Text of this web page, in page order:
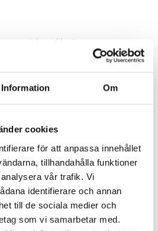
Information Om
cookies
för att anpassa innehållet
tillhandahålla funktioner
vår trafik. Vi
identifierare och annan
till de sociala medier och
som vi samarbetar med.
Crisp Malting Group
Maris Otter Ale Malt 10 kg
217 kr